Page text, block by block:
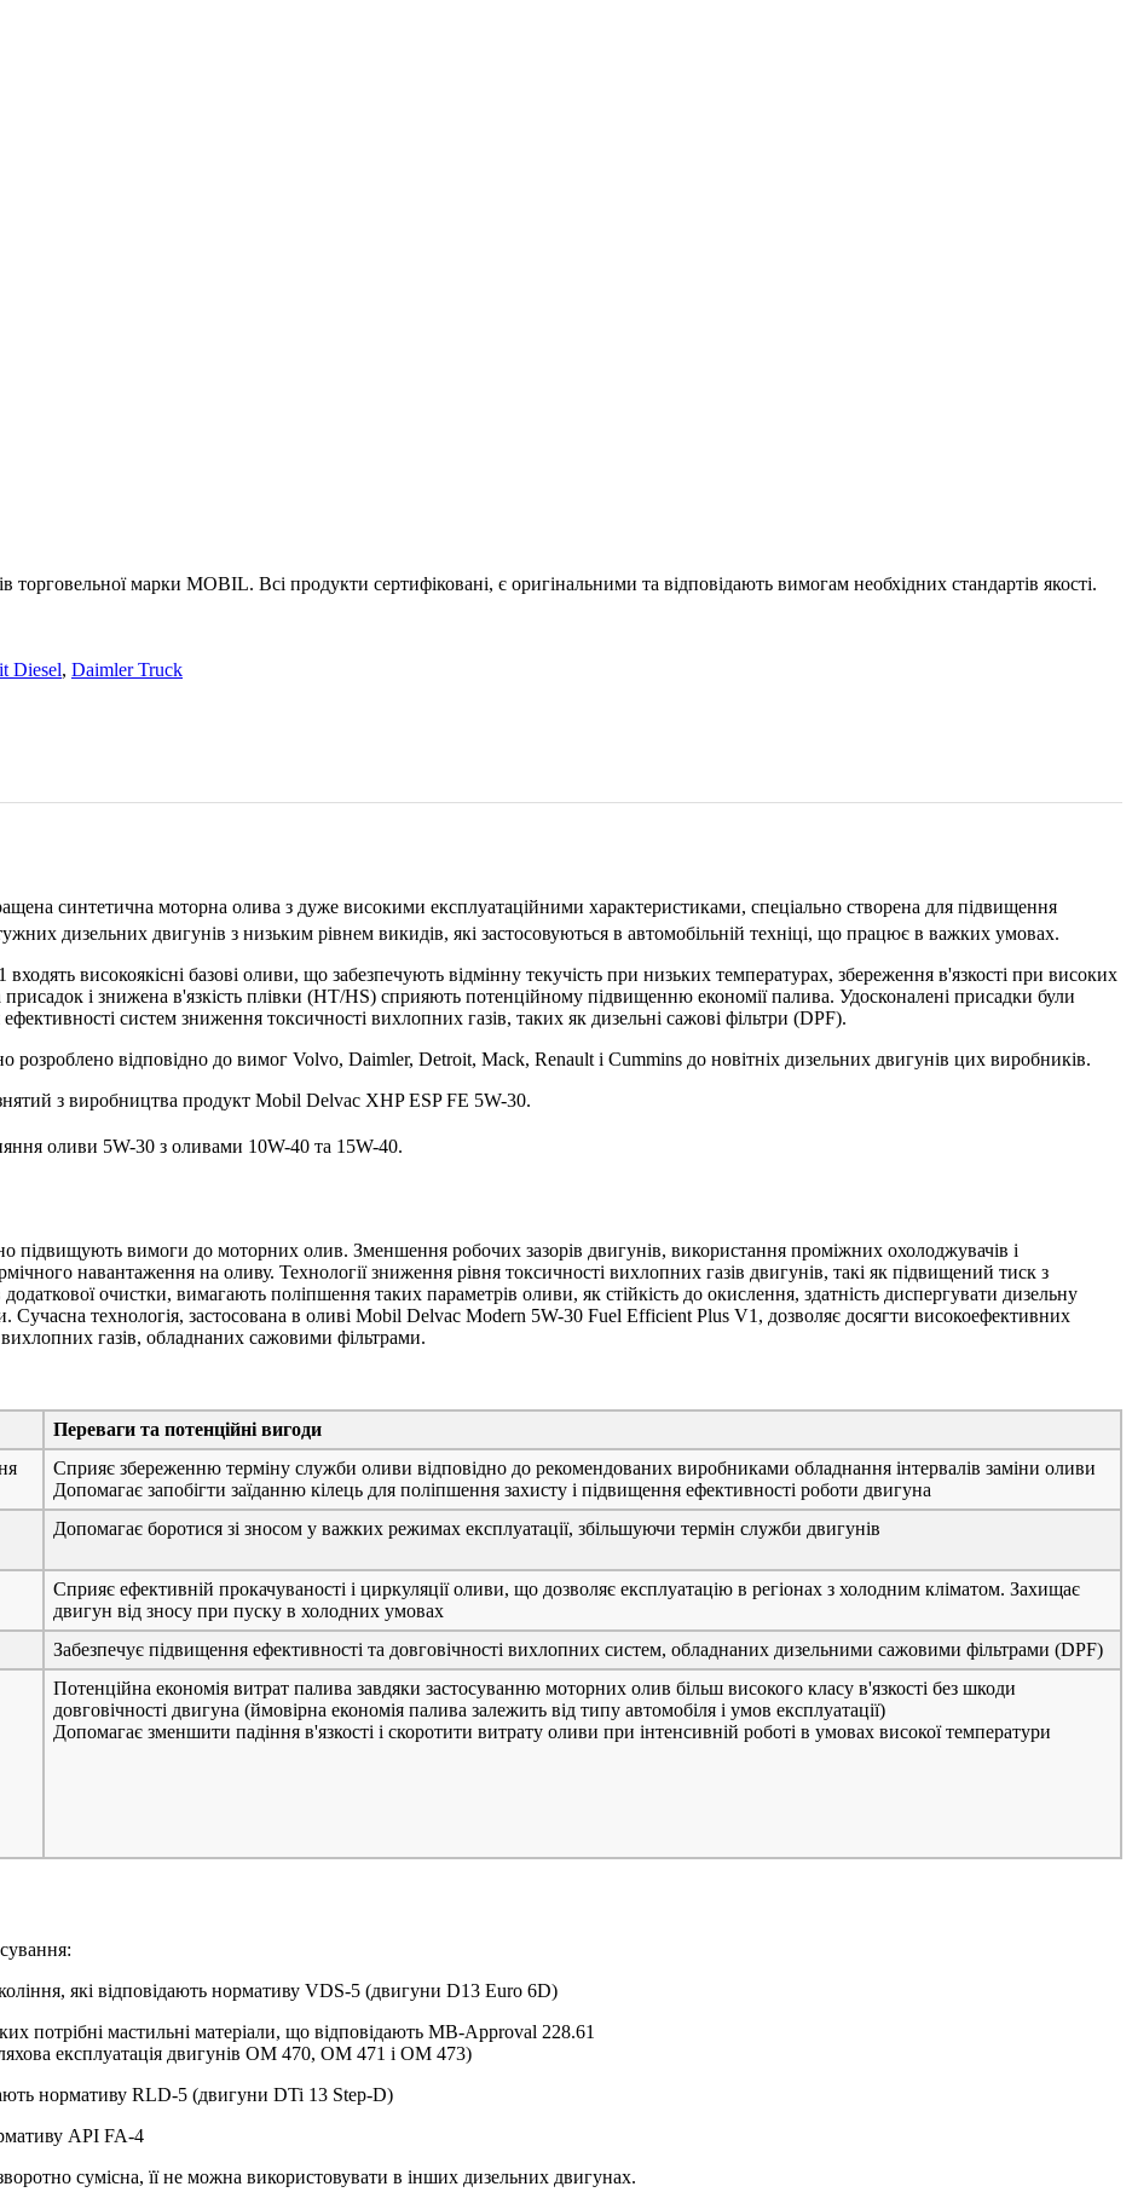
марки MOBIL. Всі продукти сертифіковані, є оригінальними та відповідають вимогам необхідних стандартів якості.
Diesel, Daimler Truck
синтетична моторна олива з дуже високими експлуатаційними характеристиками, спеціально створена для підвищення
дизельних двигунів з низьким рівнем викидів, які застосовуються в автомобільній техніці, що працює в важких умовах.
високоякісні базові оливи, що забезпечують відмінну текучість при низьких температурах, збереження в'язкості при високих
і знижена в'язкість плівки (HT/HS) сприяють потенційному підвищенню економії палива. Удосконалені присадки були
систем зниження токсичності вихлопних газів, таких як дизельні сажові фільтри (DPF).
відповідно до вимог Volvo, Daimler, Detroit, Mack, Renault і Cummins до новітніх дизельних двигунів цих виробників.
з виробництва продукт Mobil Delvac XHP ESP FE 5W-30.
оливи 5W-30 з оливами 10W-40 та 15W-40.
підвищують вимоги до моторних олив. Зменшення робочих зазорів двигунів, використання проміжних охолоджувачів і
навантаження на оливу. Технології зниження рівня токсичності вихлопних газів двигунів, такі як підвищений тиск з
очистки, вимагають поліпшення таких параметрів оливи, як стійкість до окислення, здатність диспергувати дизельну
Сучасна технологія, застосована в оливі Mobil Delvac Modern 5W-30 Fuel Efficient Plus V1, дозволяє досягти високоефективних
газів, обладнаних сажовими фільтрами.
Переваги та потенційні вигоди
Сприяє збереженню терміну служби оливи відповідно до рекомендованих виробниками обладнання інтервалів заміни оливи
Допомагає запобігти заїданню кілець для поліпшення захисту і підвищення ефективності роботи двигуна
Допомагає боротися зі зносом у важких режимах експлуатації, збільшуючи термін служби двигунів
Сприяє ефективній прокачуваності і циркуляції оливи, що дозволяє експлуатацію в регіонах з холодним кліматом. Захищає
двигун від зносу при пуску в холодних умовах
Забезпечує підвищення ефективності та довговічності вихлопних систем, обладнаних дизельними сажовими фільтрами (DPF)
Потенційна економія витрат палива завдяки застосуванню моторних олив більш високого класу в'язкості без шкоди
довговічності двигуна (ймовірна економія палива залежить від типу автомобіля і умов експлуатації)
Допомагає зменшити падіння в'язкості і скоротити витрату оливи при інтенсивній роботі в умовах високої температури
які відповідають нормативу VDS-5 (двигуни D13 Euro 6D)
потрібні мастильні матеріали, що відповідають MB-Approval 228.61
експлуатація двигунів OM 470, OM 471 і OM 473)
нормативу RLD-5 (двигуни DTi 13 Step-D)
API FA-4
сумісна, її не можна використовувати в інших дизельних двигунах.